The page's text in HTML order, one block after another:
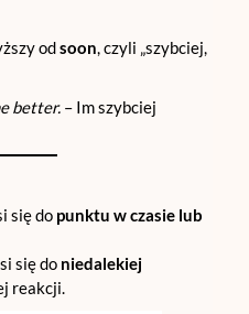
odsoon, czyli „szybciej,
better. – Im szybciej
się do punktu w czasie lub
się do niedalekiej
reakcji.